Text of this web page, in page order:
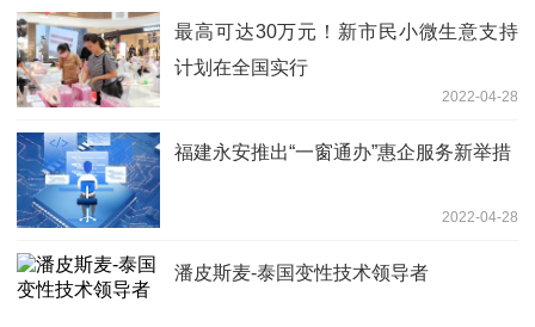
最高可达30万元！新市民小微生意支持
计划在全国实行
2022-04-28
福建永安推出“一窗通办”惠企服务新举措
2022-04-28
潘皮斯麦-泰国变性技术领导者